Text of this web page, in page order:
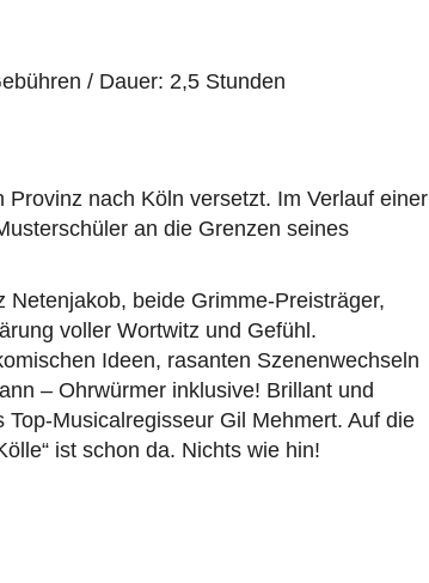
/ Dauer: 2,5 Stunden
nach Köln versetzt. Im Verlauf einer
an die Grenzen seines
beide Grimme-Preisträger,
voller Wortwitz und Gefühl.
Ideen, rasanten Szenenwechseln
– Ohrwürmer inklusive! Brillant und
Musicalregisseur Gil Mehmert. Auf die
ist schon da. Nichts wie hin!